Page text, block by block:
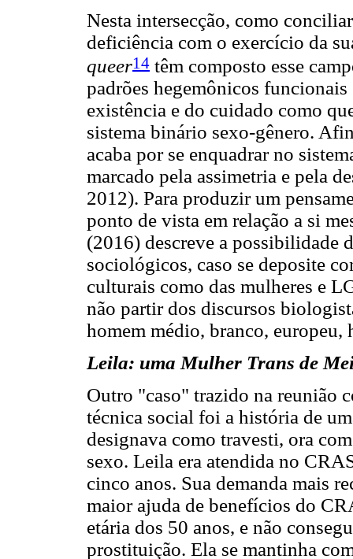
Nesta intersecção, como
deficiência com o exercício da
queer14 têm composto esse
padrões hegemônicos
existência e do cuidado como
sistema binário sexo-gênero.
acaba por se enquadrar no
marcado pela assimetria e pela
2012). Para produzir um
ponto de vista em relação a si
(2016) descreve a possibilidade
sociológicos, caso se deposite
culturais como das mulheres e
não partir dos discursos
homem médio, branco, europeu,
Leila: uma Mulher Trans de
Outro "caso" trazido na reunião
técnica social foi a história de
designava como travesti, ora
sexo. Leila era atendida no
cinco anos. Sua demanda mais
maior ajuda de benefícios do
etária dos 50 anos, e não
prostituição. Ela se mantinha